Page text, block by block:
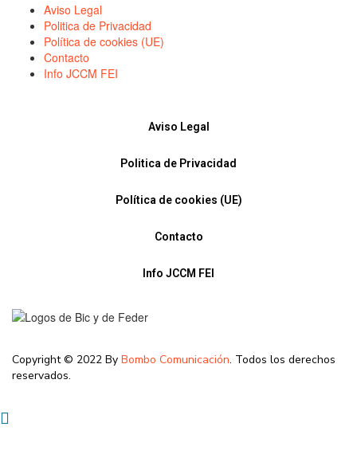
Aviso Legal
Politica de Privacidad
Política de cookies (UE)
Contacto
Info JCCM FEI
Aviso Legal
Politica de Privacidad
Política de cookies (UE)
Contacto
Info JCCM FEI
Copyright © 2022 By Bombo Comunicación. Todos los derechos
reservados.